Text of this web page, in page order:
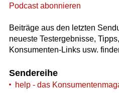
Podcast abonnieren
Beiträge aus den letzten
neueste Testergebnisse,
Konsumenten-Links usw.
Sendereihe
help - das